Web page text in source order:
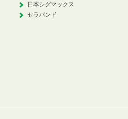
日本シグマックス
セラバンド